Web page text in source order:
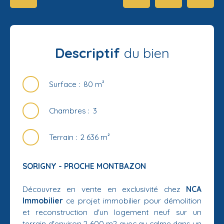
Descriptif du bien
Surface : 80 m²
Chambres : 3
Terrain : 2 636 m²
SORIGNY - PROCHE MONTBAZON
Découvrez en vente en exclusivité chez NCA
Immobilier ce projet immobilier pour démolition
et reconstruction d'un logement neuf sur un